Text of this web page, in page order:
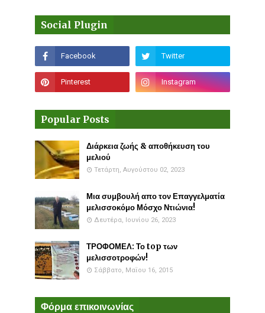
Social Plugin
Popular Posts
Διάρκεια ζωής & αποθήκευση του
μελιού
Τετάρτη, Αυγούστου 02, 2023
Μια συμβουλή απο τον Επαγγελματία
μελισσοκόμο Μόσχο Ντιώνια!
Δευτέρα, Ιουνίου 26, 2023
ΤΡΟΦΟΜΕΛ: Το top των
μελισσοτροφών!
Σάββατο, Μαΐου 16, 2015
Φόρμα επικοινωνίας